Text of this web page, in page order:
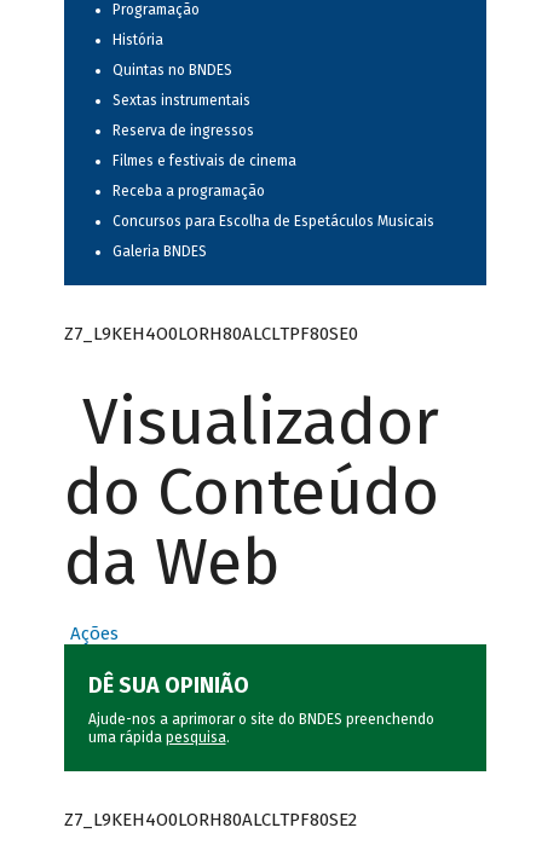
Programação
História
Quintas no BNDES
Sextas instrumentais
Reserva de ingressos
Filmes e festivais de cinema
Receba a programação
Concursos para Escolha de Espetáculos Musicais
Galeria BNDES
Z7_L9KEH4O0LORH80ALCLTPF80SE0
Visualizador
do Conteúdo
da Web
Ações
DÊ SUA OPINIÃO
Ajude-nos a aprimorar o site do BNDES preenchendo
uma rápida pesquisa.
Z7_L9KEH4O0LORH80ALCLTPF80SE2